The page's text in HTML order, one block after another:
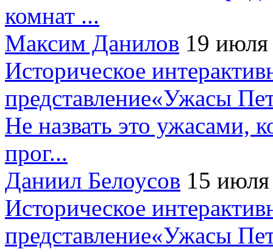
комнат ...
Максим Данилов 19
Историческое
представление«Ужасы
Не назвать это ужасами,
прог...
Даниил Белоусов 15
Историческое
представление«Ужасы